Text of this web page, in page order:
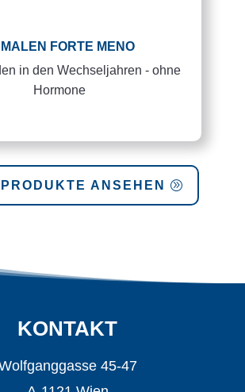
FORTE MENO
in den Wechseljahren - ohne
Hormone
ANSEHEN
KONTAKT
45-47